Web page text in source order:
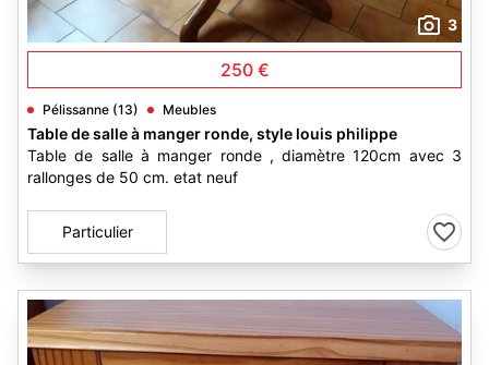
3
250 €
Pélissanne (13) Meubles
Table de salle à manger ronde, style louis philippe
Table de salle à manger ronde , diamètre 120cm avec 3
rallonges de 50 cm. etat neuf
Particulier